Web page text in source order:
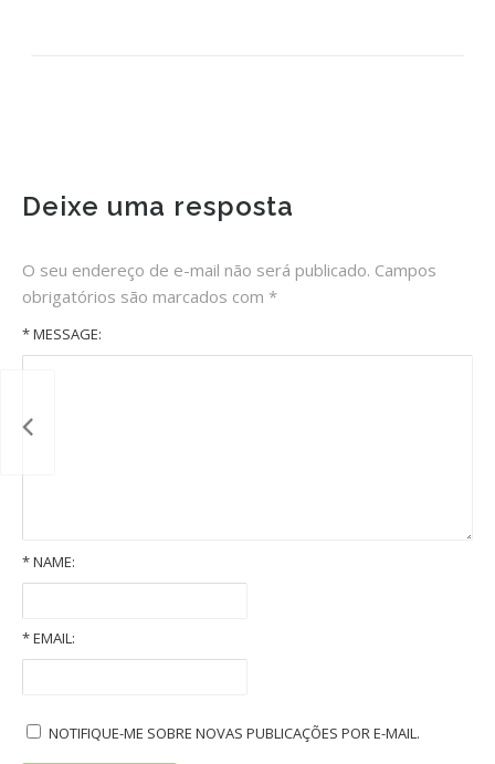
Deixe uma resposta
O seu endereço de e-mail não será publicado. Campos
obrigatórios são marcados com *
* MESSAGE:
*NAME:
*EMAIL:
NOTIFIQUE-ME SOBRE NOVAS PUBLICAÇÕES POR E-MAIL.